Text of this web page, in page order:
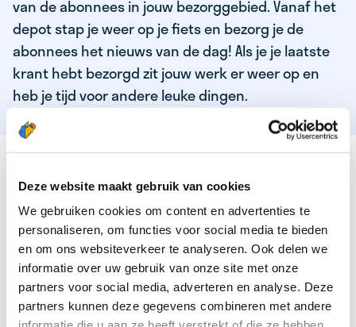
Deze website maakt gebruik van cookies
We gebruiken cookies om content en advertenties te
personaliseren, om functies voor social media te bieden
en om ons websiteverkeer te analyseren. Ook delen we
informatie over uw gebruik van onze site met onze
partners voor social media, adverteren en analyse. Deze
partners kunnen deze gegevens combineren met andere
van de abonnees in jouw bezorggebied. Vanaf het
depot stap je weer op je fiets en bezorg je de
abonnees het nieuws van de dag! Als je je laatste
krant hebt bezorgd zit jouw werk er weer op en
heb je tijd voor andere leuke dingen.
DEZE KWALITEITEN HEEFT ONZE TOP
KRANTENBEZORGER
Je bent verantwoordelijk en zelfstandig
Je houdt van lekker bewegen in de frisse lucht
Je houdt vooral van fijn werk dat lekker bijverdient!
Je wordt blij van het bezorgen van het laatste nieuws